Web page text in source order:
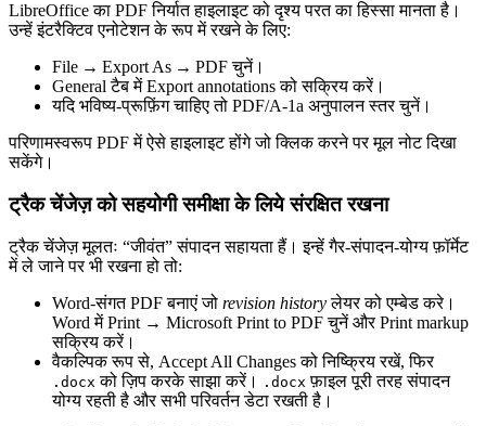
LibreOffice का PDF निर्यात हाइलाइट को दृश्य परत का हिस्सा मानता है।
उन्हें इंटरैक्टिव एनोटेशन के रूप में रखने के लिए:
File → Export As → PDFचुनें।
General टैब मेंExport annotationsको सक्रिय करें।
यदि भविष्य‑प्रूफ़िंग चाहिए तो PDF/A‑1a अनुपालन स्तर चुनें।
परिणामस्वरूप PDF में ऐसे हाइलाइट होंगे जो क्लिक करने पर मूल नोट दिखा
सकेंगे।
ट्रैक चेंजेज़ को सहयोगी समीक्षा के लिये संरक्षित रखना
ट्रैक चेंजेज़ मूलतः “जीवंत” संपादन सहायता हैं। इन्हें गैर‑संपादन‑योग्य फ़ॉर्मेट
में ले जाने पर भी रखना हो तो:
Word‑संगत PDFबनाएं जो revision historyलेयर को एम्बेड करे।
Word मेंPrint → Microsoft Print to PDFचुनें औरPrint markup
सक्रिय करें।
वैकल्पिक रूप से, Accept All Changesको निष्क्रिय रखें, फिर
.docx को ज़िप करके साझा करें। .docx फ़ाइल पूरी तरह संपादन
योग्य रहती है और सभी परिवर्तन डेटा रखती है।